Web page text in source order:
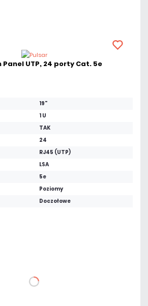
Panel UTP, 24 porty Cat. 5e
19"
1 U
TAK
24
RJ45 (UTP)
LSA
5e
Poziomy
Doczołowe
DO KOSZYKA